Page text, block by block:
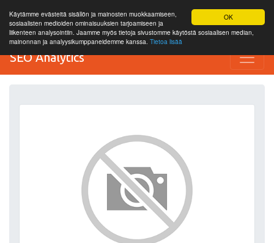
OK
Käytämme evästeitä sisällön ja mainosten muokkaamiseen,
sosiaalisten medioiden ominaisuuksien tarjoamiseen ja
liikenteen analysointiin. Jaamme myös tietoja sivustomme käytöstä sosiaalisen median,
mainonnan ja analyysikumppaneidemme kanssa. Tietoa lisää
SEO Analytics